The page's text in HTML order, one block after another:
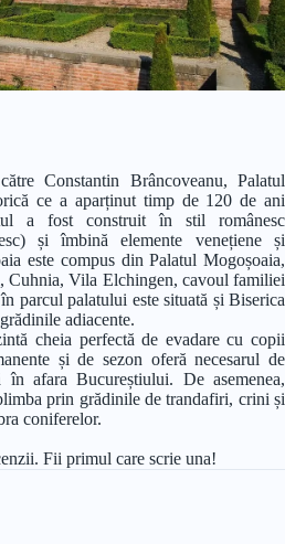
Constantin Brâncoveanu, Palatul
ce a aparținut timp de 120 de ani
a fost construit în stil românesc
și îmbină elemente venețiene și
este compus din Palatul Mogoșoaia,
Cuhnia, Vila Elchingen, cavoul familiei
parcul palatului este situată și Biserica
adiacente.
cheia perfectă de evadare cu copii
și de sezon oferă necesarul de
afara Bucureștiului. De asemenea,
prin grădinile de trandafiri, crini și
coniferelor.
Fii primul care scrie una!